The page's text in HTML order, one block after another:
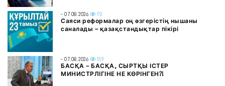
- 07.08.2026 93
Саяси реформалар оң өзгерістің нышаны
саналады – қазақстандықтар пікірі
- 07.08.2026 159
БАСҚА – БАСҚА, СЫРТҚЫ ІСТЕР
МИНИСТРЛІГІНЕ НЕ КӨРІНГЕН?!